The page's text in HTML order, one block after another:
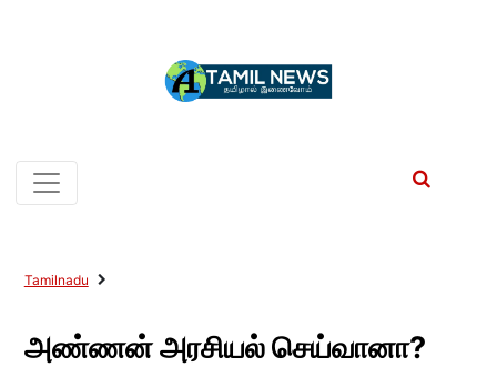
Tamilnadu
அண்ணன் அரசியல் செய்வானா?